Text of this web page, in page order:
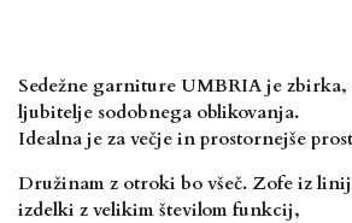
Sedežne garniture UMBRIA je zbirka,
ljubitelje sodobnega oblikovanja.
Idealna je za večje in prostornejše
Družinam z otroki bo všeč. Zofe iz
izdelki z velikim številom funkcij,